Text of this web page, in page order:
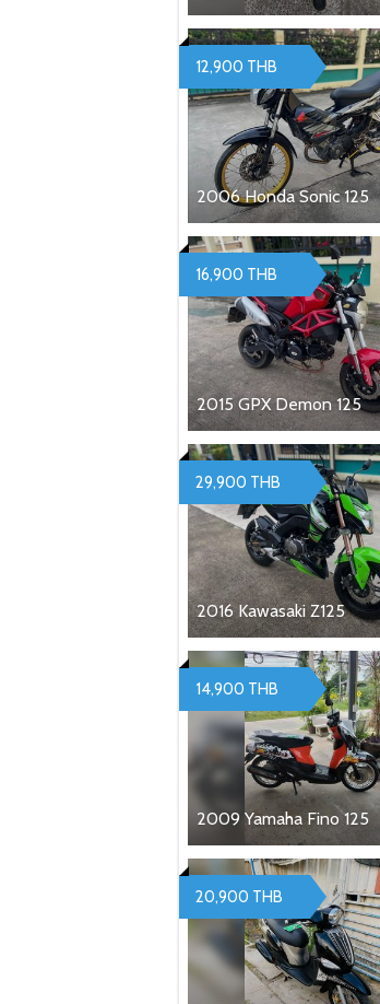
2006 Honda Sonic 125
12,900 THB
2015 GPX Demon 125
16,900 THB
2016 Kawasaki Z125
29,900 THB
2009 Yamaha Fino 125
14,900 THB
20,900 THB